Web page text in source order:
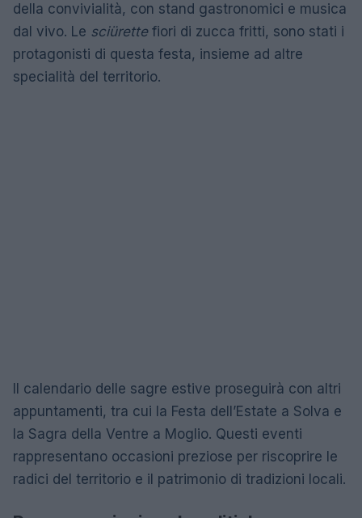
della convivialità, con stand gastronomici e musica
dal vivo. Le sciürettefiori di zucca fritti, sono stati i
protagonisti di questa festa, insieme ad altre
specialità del territorio.
Il calendario delle sagre estive proseguirà con altri
appuntamenti, tra cui la Festa dell’Estate a Solva e
la Sagra della Ventre a Moglio. Questi eventi
rappresentano occasioni preziose per riscoprire le
radici del territorio e il patrimonio di tradizioni locali.